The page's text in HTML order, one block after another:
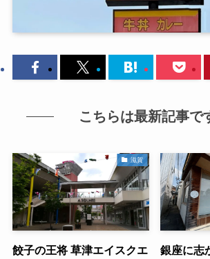
こちらは最新記事で
滋賀
餃子の王将 草津エイスクエ
銀座に志